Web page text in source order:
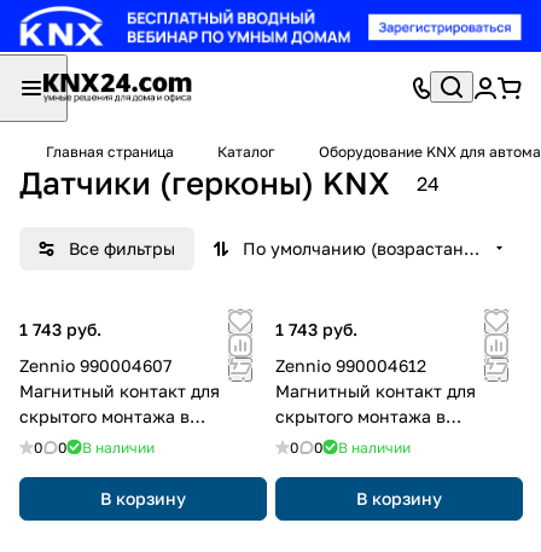
Главная страница Каталог Оборудование KNX для
Датчики (герконы) KNX 24
Все фильтры По умолчанию (возрастание)
1 743 руб.
Zennio 990004607
Магнитный контакт для
скрытого монтажа в
металлической двери или
0 0 В наличии
В корзину
1 743 руб.
Zennio 990004612
Магнитный контакт для
скрытого монтажа в
металлической двери или
0 0 В наличии
В корзину